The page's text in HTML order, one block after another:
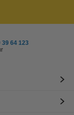
39 64 123